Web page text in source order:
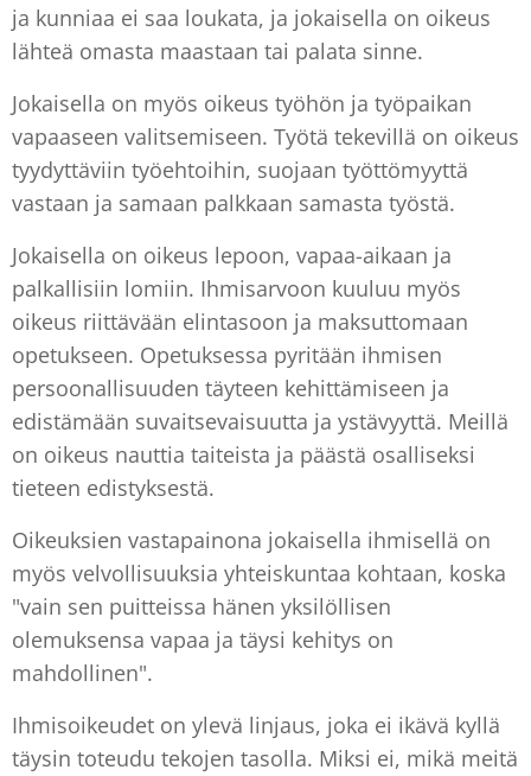
ja kunniaa ei saa loukata, ja jokaisella on oikeus
lähteä omasta maastaan tai palata sinne.
Jokaisella on myös oikeus työhön ja työpaikan
vapaaseen valitsemiseen. Työtä tekevillä on oikeus
tyydyttäviin työehtoihin, suojaan työttömyyttä
vastaan ja samaan palkkaan samasta työstä.
Jokaisella on oikeus lepoon, vapaa-aikaan ja
palkallisiin lomiin. Ihmisarvoon kuuluu myös
oikeus riittävään elintasoon ja maksuttomaan
opetukseen. Opetuksessa pyritään ihmisen
persoonallisuuden täyteen kehittämiseen ja
edistämään suvaitsevaisuutta ja ystävyyttä. Meillä
on oikeus nauttia taiteista ja päästä osalliseksi
tieteen edistyksestä.
Oikeuksien vastapainona jokaisella ihmisellä on
myös velvollisuuksia yhteiskuntaa kohtaan, koska
"vain sen puitteissa hänen yksilöllisen
olemuksensa vapaa ja täysi kehitys on
mahdollinen".
Ihmisoikeudet on ylevä linjaus, joka ei ikävä kyllä
täysin toteudu tekojen tasolla. Miksi ei, mikä meitä